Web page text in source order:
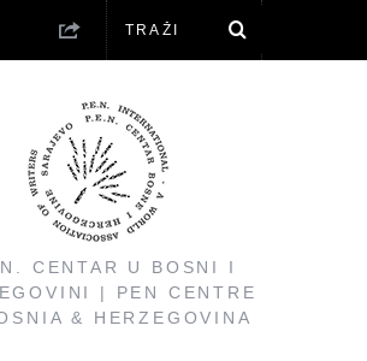
CENTAR U BOSNI I
| PEN CENTRE
& HERZEGOVINA